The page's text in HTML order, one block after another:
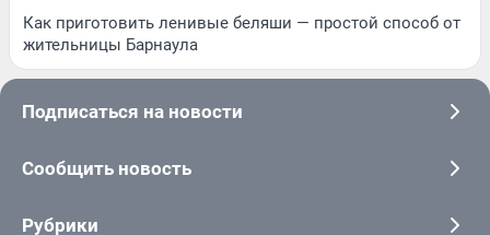
Как приготовить ленивые беляши — простой способ от
жительницы Барнаула
Подписаться на новости
Сообщить новость
Рубрики